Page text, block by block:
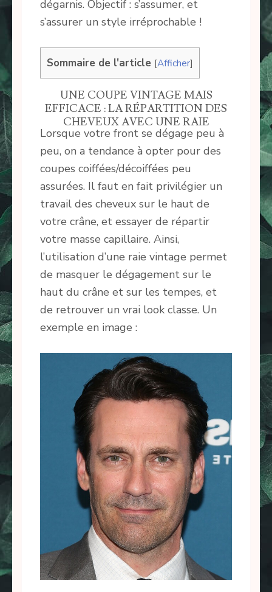
dégarnis. Objectif : s’assumer, et
s’assurer un style irréprochable !
Sommaire de l'article [Afficher]
UNE COUPE VINTAGE MAIS
EFFICACE : LA RÉPARTITION DES
CHEVEUX AVEC UNE RAIE
Lorsque votre front se dégage peu à
peu, on a tendance à opter pour des
coupes coiffées/décoiffées peu
assurées. Il faut en fait privilégier un
travail des cheveux sur le haut de
votre crâne, et essayer de répartir
votre masse capillaire. Ainsi,
l’utilisation d’une raie vintage permet
de masquer le dégagement sur le
haut du crâne et sur les tempes, et
de retrouver un vrai look classe. Un
exemple en image :